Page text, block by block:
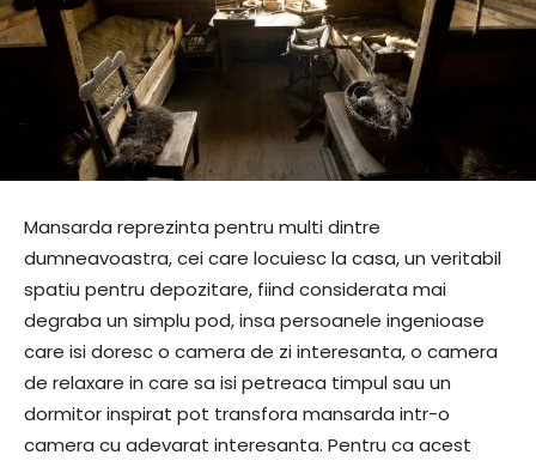
Mansarda reprezinta pentru multi dintre
dumneavoastra, cei care locuiesc la casa, un veritabil
spatiu pentru depozitare, fiind considerata mai
degraba un simplu pod, insa persoanele ingenioase
care isi doresc o camera de zi interesanta, o camera
de relaxare in care sa isi petreaca timpul sau un
dormitor inspirat pot transfora mansarda intr-o
camera cu adevarat interesanta. Pentru ca acest